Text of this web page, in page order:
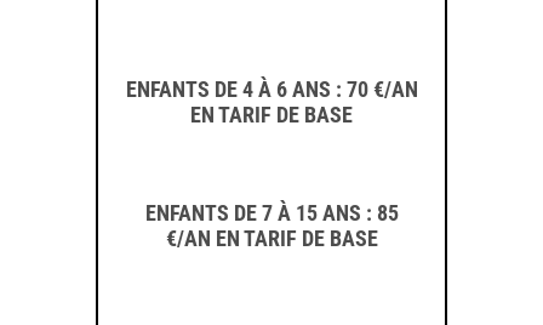
ENFANTS DE 4 À 6 ANS : 70 €/AN
EN TARIF DE BASE
ENFANTS DE 7 À 15 ANS : 85
€/AN EN TARIF DE BASE